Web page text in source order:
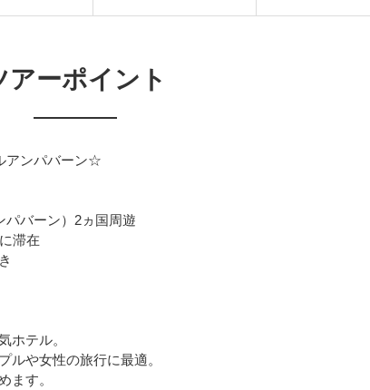
アーポイント
アンパバーン☆
パバーン）2ヵ国周遊
滞在
ホテル。
ルや女性の旅行に最適。
ます。